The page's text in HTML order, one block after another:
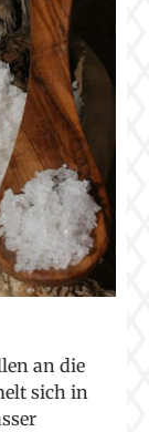
an die
sich in